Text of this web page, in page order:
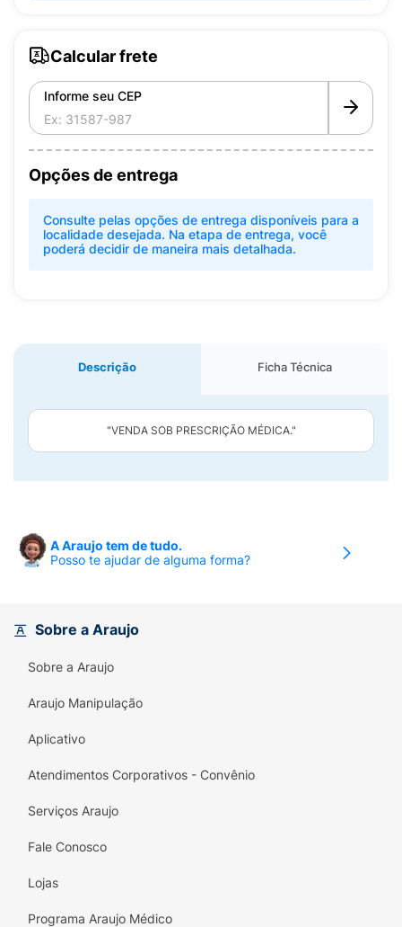
Calcular frete
Informe seu CEP
Opções de entrega
Consulte pelas opções de entrega disponíveis para a
localidade desejada. Na etapa de entrega, você
poderá decidir de maneira mais detalhada.
Descrição Ficha Técnica
"VENDA SOB PRESCRIÇÃO MÉDICA."
A Araujo tem de tudo.
Posso te ajudar de alguma forma?
Sobre a Araujo
Sobre a Araujo
Araujo Manipulação
Aplicativo
Atendimentos Corporativos - Convênio
Serviços Araujo
Fale Conosco
Lojas
Programa Araujo Médico